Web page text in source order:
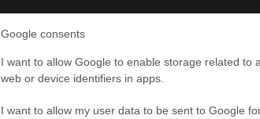
Google consents
I want to allow Google to enable storage related to
web or device identifiers in apps.
I want to allow my user data to be sent to Google